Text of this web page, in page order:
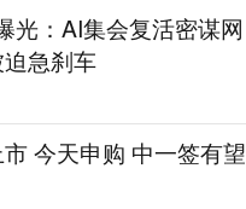
光：AI集会复活密谋网
急刹车
今天申购 中一签有望